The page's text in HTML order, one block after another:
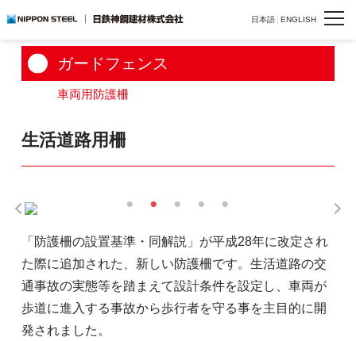
日本語 ENGLISH
生活道路用柵
ガードフェンス
車両用防護柵
生活道路用柵
「防護柵の設置基準・同解説」が平成28年に改定され
た際に追加された、新しい防護柵です。生活道路の交
通事故の実態等を踏まえて設計条件を設定し、車両が
歩道に進入する事故から歩行者を守る事を主目的に開
発されました。